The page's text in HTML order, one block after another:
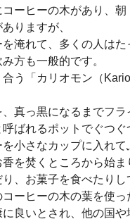
ーヒーの木があり、
りますが、
淹れて、多くの人はた
方も一般的です。
う「カリオモン（
真っ黒になるまでフラ
ばれるポットでぐつぐ
小さなカップに入れて
を焚くところから始ま
、お菓子を食べたりし
ーヒーの木の葉を使っ
良いとされ、他の国